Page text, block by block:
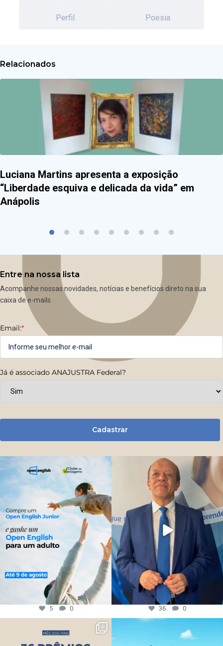
Perfil Poesia
Relacionados
Luciana Martins apresenta a exposição
“Liberdade esquiva e delicada da vida” em
Anápolis
Entre na nossa lista
Acompanhe nossas novidades, notícias e benefícios direto na sua
caixa de e-mails.
Email:*
Já é associado ANAJUSTRA Federal?
Cadastrar
5 0 36 0